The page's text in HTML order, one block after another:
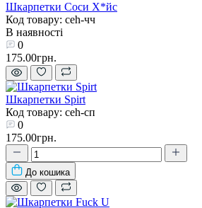
Шкарпетки Соси X*йс
Код товару: ceh-чч
В наявності
0
175.00грн.
Шкарпетки Spirt
Код товару: ceh-сп
0
175.00грн.
До кошика